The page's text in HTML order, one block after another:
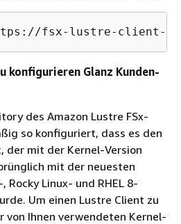
fsx-lustre-client-
konfigurieren Glanz Kunden-
des Amazon Lustre FSx-
so konfiguriert, dass es den
der mit der Kernel-Version
mit der neuesten
Linux- und RHEL 8-
Um einen Lustre Client zu
Ihnen verwendeten Kernel-